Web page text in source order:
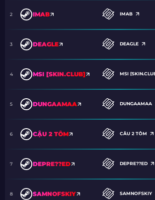
2 IMAB IMAB
3 DEAGLE DEAGLE
4 MSI [SKIN.CLUB] MSI
5 DUNGAAMAA DUNGAAMAA
6 CẬU 2 TÔM CẬU 2 TÔM
7 DEPRE??ED DEPRE??ED
8 SAMNOFSKIY SAMNOFSKIY